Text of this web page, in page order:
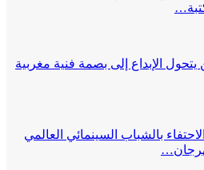
الإبداع إلى بصمة فنية مغربية
بالشباب السينمائي العالمي